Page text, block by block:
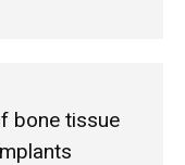
bone tissue